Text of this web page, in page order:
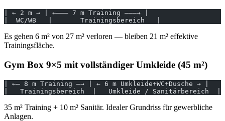
| ← 2 m → | ←——— 7 m Training ———→ |
|  WC/WB   |       Trainingsbereich   |
Es gehen 6 m² von 27 m² verloren — bleiben 21 m² effektive
Trainingsfläche.
Gym Box 9×5 mit vollständiger Umkleide (45 m²)
| ←— 8 m Training —→ | ← 6 m Umkleide+WC+Dusche → |
|   Trainingsbereich  |   Umkleide / Sanitärbereich  |
35 m² Training + 10 m² Sanitär. Idealer Grundriss für gewerbliche
Anlagen.